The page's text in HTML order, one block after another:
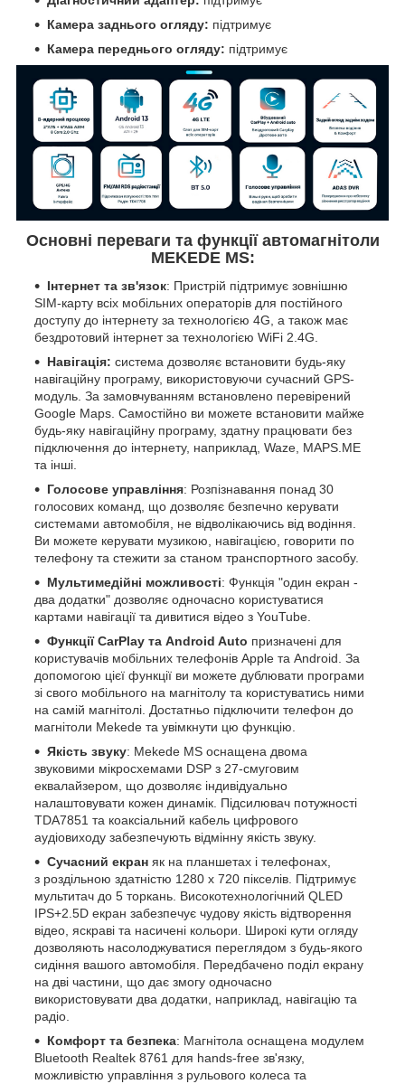
Камера заднього огляду: підтримує
Камера переднього огляду: підтримує
Основні переваги та функції автомагнітоли
MEKEDE MS:
Інтернет та зв'язок: Пристрій підтримує зовнішню
SIM-карту всіх мобільних операторів для постійного
доступу до інтернету за технологією 4G, а також має
бездротовий інтернет за технологією WiFi 2.4G.
Навігація: система дозволяє встановити будь-яку
навігаційну програму, використовуючи сучасний GPS-
модуль. За замовчуванням встановлено перевірений
Google Maps. Самостійно ви можете встановити майже
будь-яку навігаційну програму, здатну працювати без
підключення до інтернету, наприклад, Waze, MAPS.ME
та інші.
Голосове управління: Розпізнавання понад 30
голосових команд, що дозволяє безпечно керувати
системами автомобіля, не відволікаючись від водіння.
Ви можете керувати музикою, навігацією, говорити по
телефону та стежити за станом транспортного засобу.
Мультимедійні можливості: Функція "один екран -
два додатки" дозволяє одночасно користуватися
картами навігації та дивитися відео з YouTube.
Функції CarPlay та Android Auto призначені для
користувачів мобільних телефонів Apple та Android. За
допомогою цієї функції ви можете дублювати програми
зі свого мобільного на магнітолу та користуватись ними
на самій магнітолі. Достатньо підключити телефон до
магнітоли Mekede та увімкнути цю функцію.
Якість звуку: Mekede MS оснащена двома
звуковими мікросхемами DSP з 27-смуговим
еквалайзером, що дозволяє індивідуально
налаштовувати кожен динамік. Підсилювач потужності
TDA7851 та коаксіальний кабель цифрового
аудіовиходу забезпечують відмінну якість звуку.
Сучасний екран як на планшетах і телефонах,
з роздільною здатністю 1280 х 720 пікселів. Підтримує
мультитач до 5 торкань. Високотехнологічний QLED
IPS+2.5D екран забезпечує чудову якість відтворення
відео, яскраві та насичені кольори. Широкі кути огляду
дозволяють насолоджуватися переглядом з будь-якого
сидіння вашого автомобіля. Передбачено поділ екрану
на дві частини, що дає змогу одночасно
використовувати два додатки, наприклад, навігацію та
радіо.
Комфорт та безпека: Магнітола оснащена модулем
Bluetooth Realtek 8761 для hands-free зв'язку,
можливістю управління з рульового колеса та